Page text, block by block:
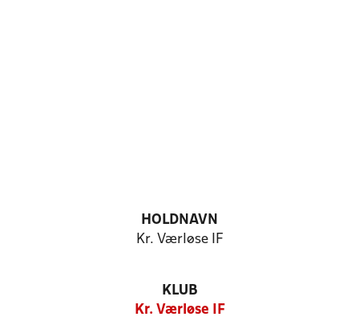
HOLDNAVN
Kr. Værløse IF
KLUB
Kr. Værløse IF